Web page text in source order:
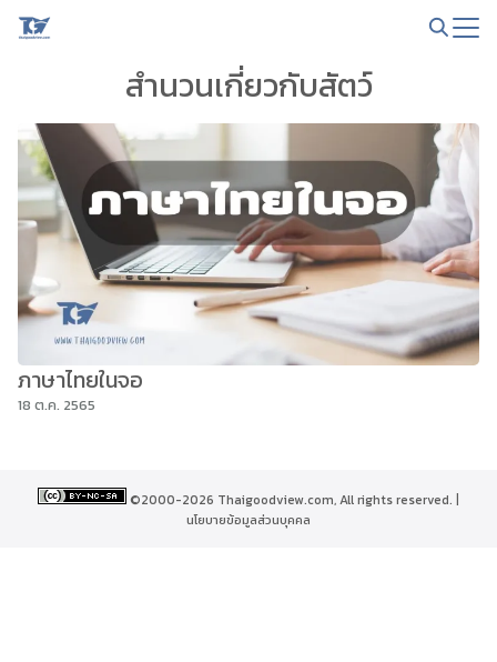
Skip
สำนวนเกี่ยวกับสัตว์
ภาษาไทยในจอ
18 ต.ค. 2565
©2000-2026 Thaigoodview.com, All rights reserved. |
นโยบายข้อมูลส่วนบุคคล